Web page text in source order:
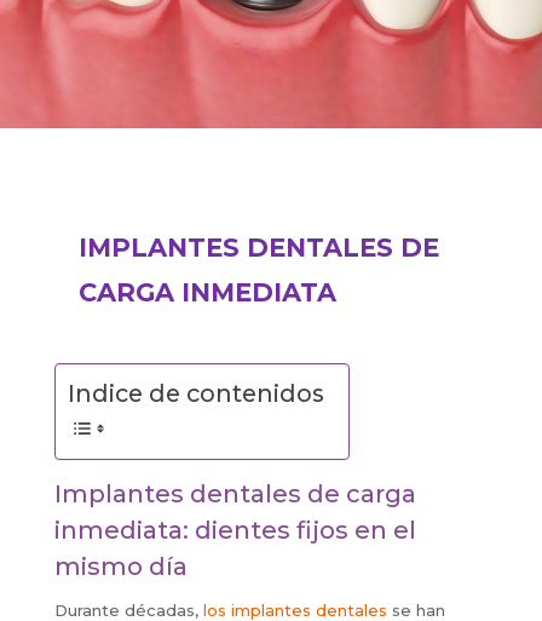
IMPLANTES DENTALES DE
CARGA INMEDIATA
Indice de contenidos
Implantes dentales de carga
inmediata: dientes fijos en el
mismo día
Durante décadas, los implantes dentales se han